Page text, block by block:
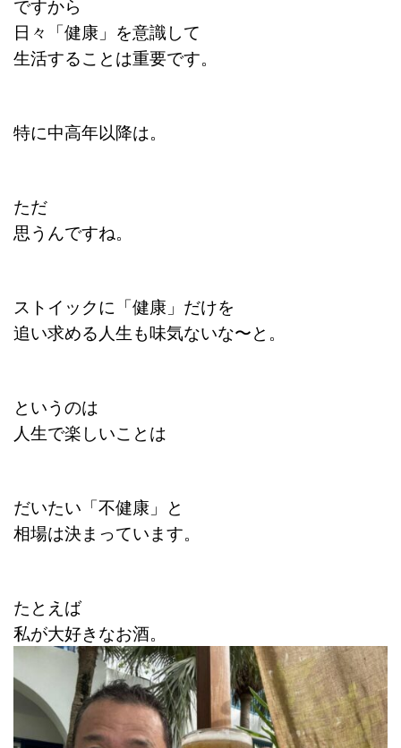
ですから
日々「健康」を意識して
生活することは重要です。
特に中高年以降は。
ただ
思うんですね。
ストイックに「健康」だけを
追い求める人生も味気ないな〜と。
というのは
人生で楽しいことは
だいたい「不健康」と
相場は決まっています。
たとえば
私が大好きなお酒。